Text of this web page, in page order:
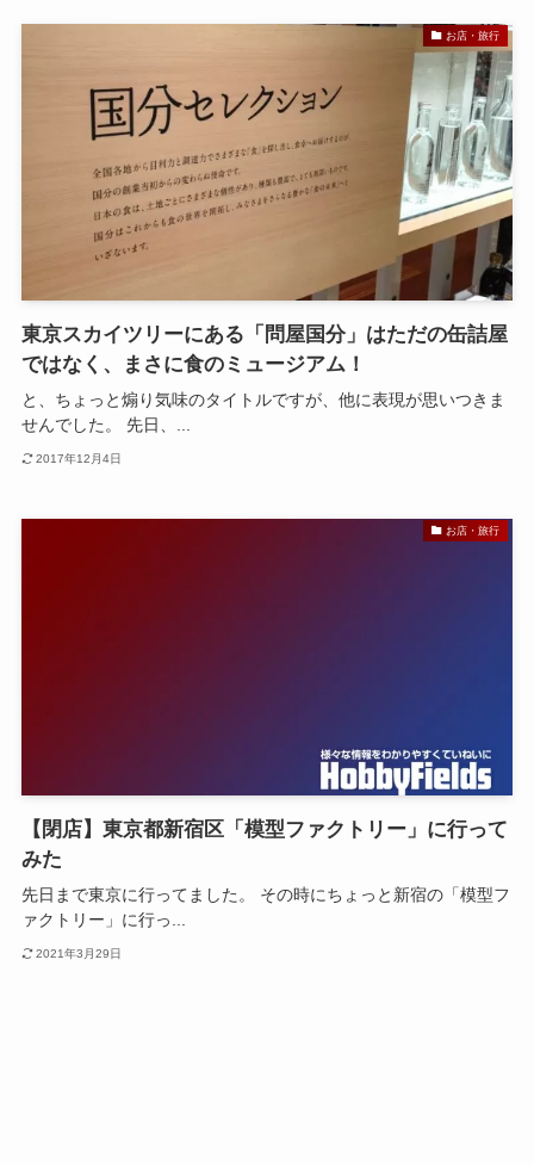
お店・旅行
東京スカイツリーにある「問屋国分」はただの缶詰屋
ではなく、まさに食のミュージアム！
と、ちょっと煽り気味のタイトルですが、他に表現が思いつきま
せんでした。 先日、...
2017年12月4日
お店・旅行
【閉店】東京都新宿区「模型ファクトリー」に行って
みた
先日まで東京に行ってました。 その時にちょっと新宿の「模型フ
ァクトリー」に行っ...
2021年3月29日